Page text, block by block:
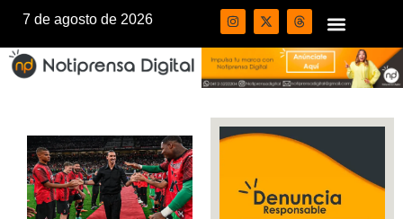
7 de agosto de 2026